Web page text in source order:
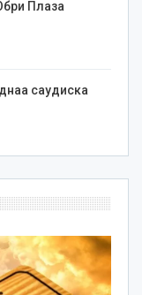
Плаза
саудиска